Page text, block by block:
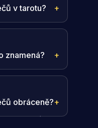
v tarotu? +
znamená? +
obráceně?+